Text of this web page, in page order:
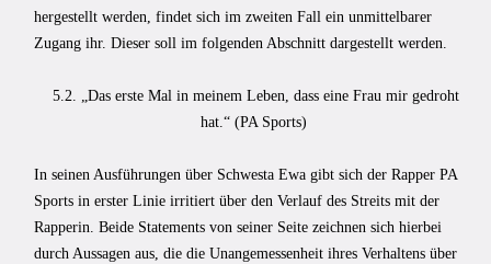
hergestellt werden, findet sich im zweiten Fall ein unmittelbarer
Zugang ihr. Dieser soll im folgenden Abschnitt dargestellt werden.
5.2. „Das erste Mal in meinem Leben, dass eine Frau mir gedroht
hat.“ (PA Sports)
In seinen Ausführungen über Schwesta Ewa gibt sich der Rapper PA
Sports in erster Linie irritiert über den Verlauf des Streits mit der
Rapperin. Beide Statements von seiner Seite zeichnen sich hierbei
durch Aussagen aus, die die Unangemessenheit ihres Verhaltens über